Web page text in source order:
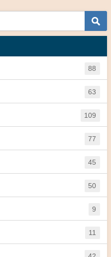
88
63
109
77
45
50
9
11